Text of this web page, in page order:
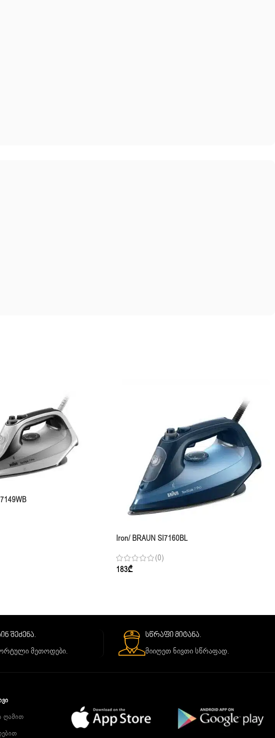
Iron/ BRAUN SI7160BL
(0)
183₾
შეძენა.
მეთოდები.
სწრაფი მიტანა.
მიიღეთ ნივთი სწრაფად.
ღამით